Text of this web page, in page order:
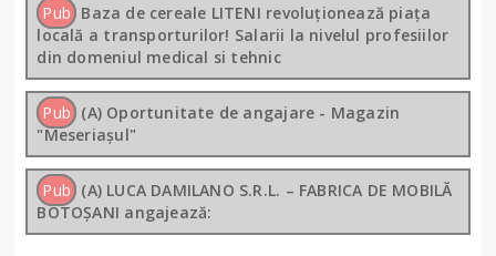
Pub Baza de cereale LITENI revoluționează piața
locală a transporturilor! Salarii la nivelul profesiilor
din domeniul medical si tehnic
Pub (A) Oportunitate de angajare - Magazin
"Meseriașul"
Pub (A) LUCA DAMILANO S.R.L. – FABRICA DE MOBILĂ
BOTOȘANI angajează: